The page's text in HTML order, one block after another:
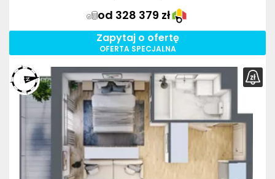
od 328 379 zł
Zapytaj o ofertę
OFERTA SPECJALNA